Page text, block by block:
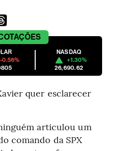
-0.56%
NASDAQ
+1.30%
26,690.62
quer esclarecer
articulou um
comando da SPX